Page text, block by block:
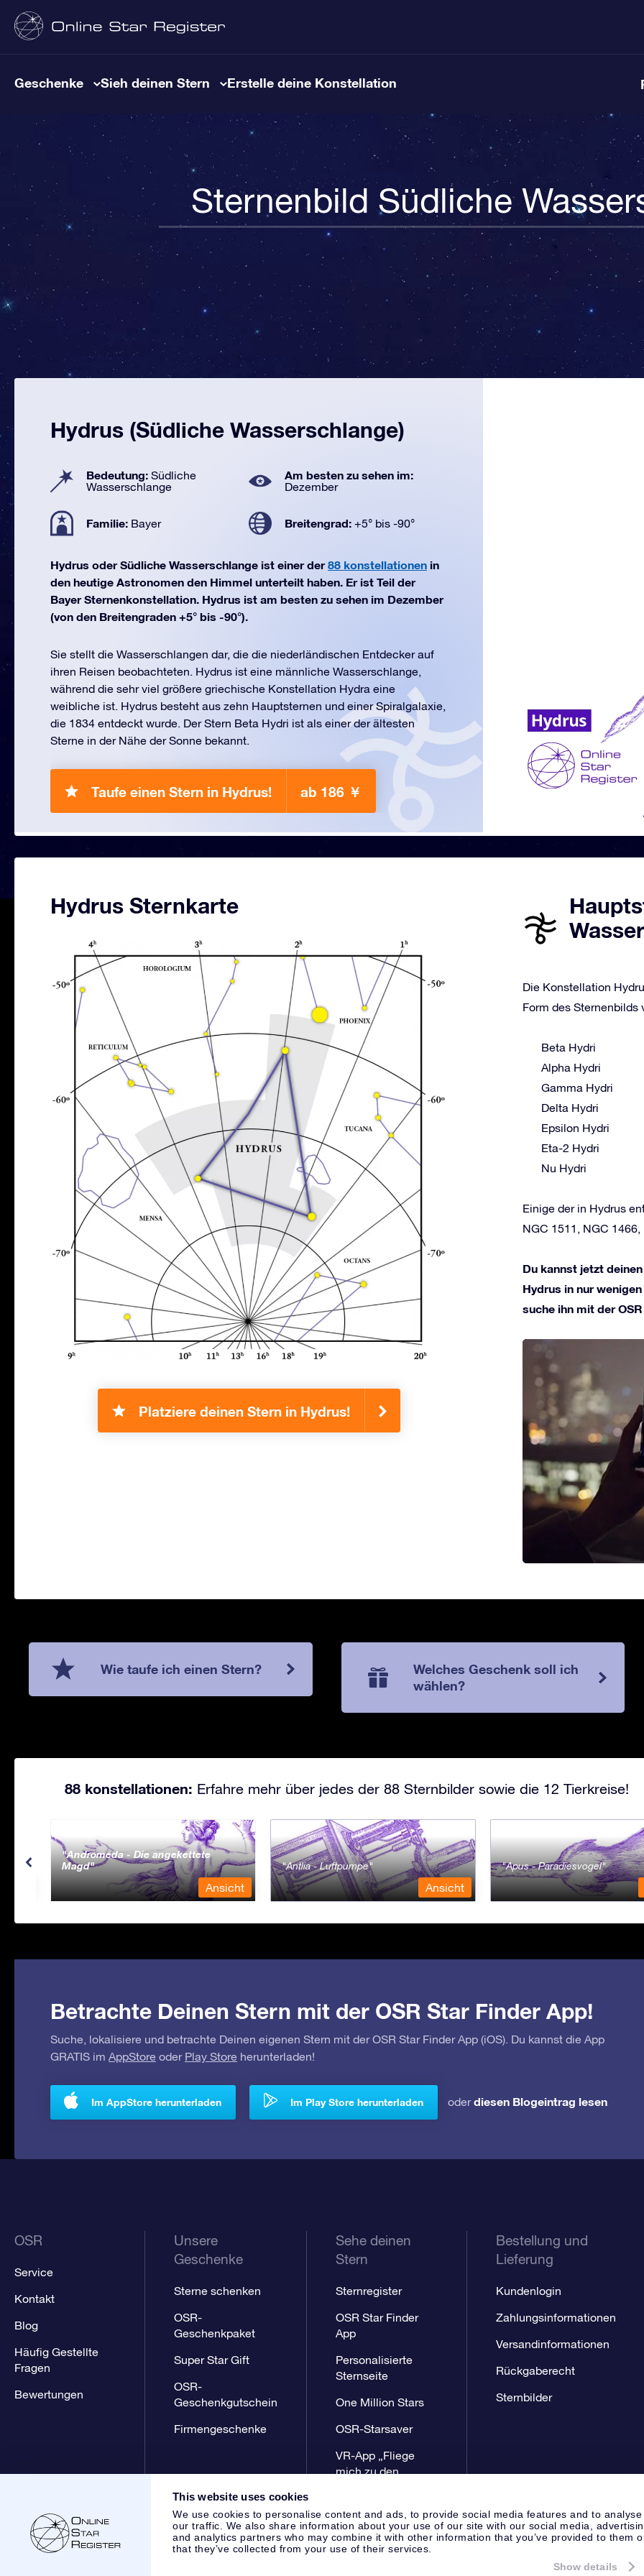
This website uses cookies
We use cookies to personalise content and ads, to provide social media features and to analyse
our traffic. We also share information about your use of our site with our social media,
and analytics partners who may combine it with other information that you’ve provided to them
that they’ve collected from your use of their services.
Show details
Geschenke Sieh deinen Stern Erstelle deine Konstellation
Sternenbild Südliche
Hydrus (Südliche Wasserschlange)
Bedeutung: Südliche
Wasserschlange
Am besten zu sehen im:
Dezember
Familie: Bayer Breitengrad: +5° bis -90°
Hydrus oder Südliche Wasserschlange ist einer der88 konstellationen in
den heutige Astronomen den Himmel unterteilt haben. Er ist Teil der
Bayer Sternenkonstellation. Hydrus ist am besten zu sehen im Dezember
(von den Breitengraden +5° bis -90°).
Sie stellt die Wasserschlangen dar, die die niederländischen Entdecker auf
ihren Reisen beobachteten. Hydrus ist eine männliche Wasserschlange,
während die sehr viel größere griechische Konstellation Hydra eine
weibliche ist. Hydrus besteht aus zehn Hauptsternen und einer Spiralgalaxie,
die 1834 entdeckt wurde. Der Stern Beta Hydri ist als einer der ältesten
Sterne in der Nähe der Sonne bekannt.
Taufe einen Stern in Hydrus! ab 186 ￥
Hydrus Sternkarte
Platziere deinen Stern in Hydrus!
Die Konstellation
Form des
Beta Hydri
Alpha Hydri
Gamma Hydri
Delta Hydri
Epsilon Hydri
Eta-2 Hydri
Nu Hydri
Einige der in Hydrus
NGC 1511, NGC 1466,
Du kannst jetzt
Hydrus in nur
suche ihn mit der
Wie taufe ich einen Stern?
Welches Geschenk soll ich
wählen?
88 konstellationen: Erfahre mehr über jedes der 88 Sternbilder sowie die 12 Tierkreise!
Andromeda - Die angekettete
Magd
Ansicht
Antlia - Luftpumpe
Ansicht
Apus - Paradiesvogel
Betrachte Deinen Stern mit der OSR Star Finder App!
Suche, lokalisiere und betrachte Deinen eigenen Stern mit der OSR Star Finder App (iOS). Du kannst die App
GRATIS im AppStore oder Play Store herunterladen!
Im AppStore herunterladen Im Play Store herunterladen oderdiesen Blogeintrag lesen
OSR
Service
Kontakt
Blog
Häufig Gestellte
Fragen
Bewertungen
Unsere
Geschenke
Sterne schenken
OSR-
Geschenkpaket
Super Star Gift
OSR-
Geschenkgutschein
Firmengeschenke
Sehe deinen
Stern
Sternregister
OSR Star Finder
App
Personalisierte
Sternseite
One Million Stars
OSR-Starsaver
VR-App „Fliege
mich zu den
Bestellung und
Lieferung
Kundenlogin
Zahlungsinformationen
Versandinformationen
Rückgaberecht
Sternbilder